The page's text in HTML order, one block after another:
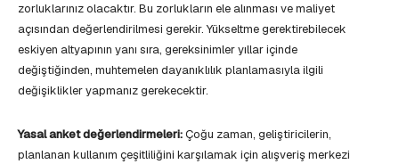
zorluklarınız olacaktır. Bu zorlukların ele alınması ve maliyet
açısından değerlendirilmesi gerekir. Yükseltme gerektirebilecek
eskiyen altyapının yanı sıra, gereksinimler yıllar içinde
değiştiğinden, muhtemelen dayanıklılık planlamasıyla ilgili
değişiklikler yapmanız gerekecektir.
Yasal anket değerlendirmeleri:Çoğu zaman, geliştiricilerin,
planlanan kullanım çeşitliliğini karşılamak için alışveriş merkezi